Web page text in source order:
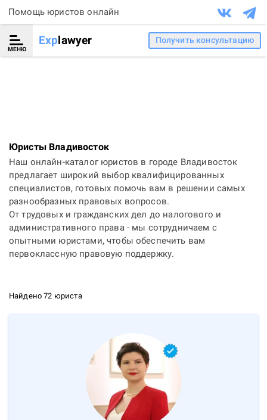
Помощь юристов онлайн
МЕНЮ
Explawyer Получить консультацию
Юристы Владивосток
Наш онлайн-каталог юристов в городе Владивосток
предлагает широкий выбор квалифицированных
специалистов, готовых помочь вам в решении самых
разнообразных правовых вопросов.
От трудовых и гражданских дел до налогового и
административного права - мы сотрудничаем с
опытными юристами, чтобы обеспечить вам
первоклассную правовую поддержку.
Найдено 72 юриста